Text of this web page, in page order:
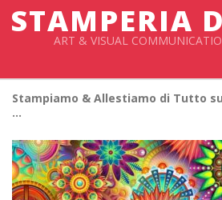
STAMPERIA
ART & VISUAL
Stampiamo & Allestiamo di Tutto
…